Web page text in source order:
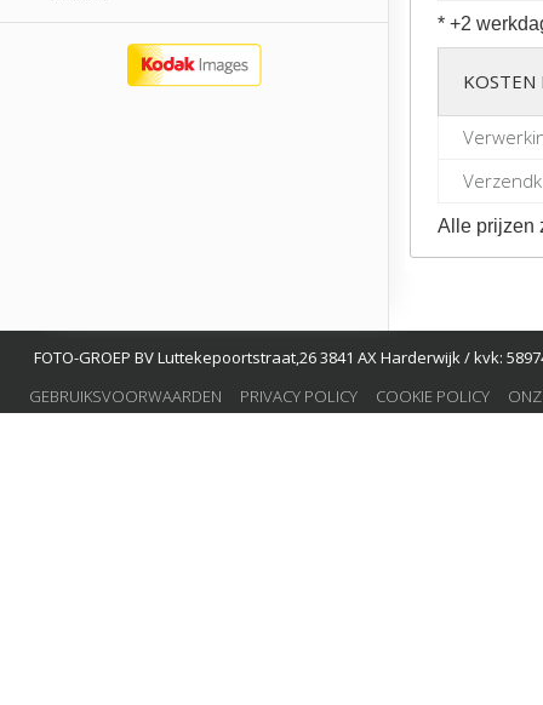
* +2
KOSTEN
Alle prijzen
FOTO-GROEP BV Luttekepoortstraat,26 3841 AX Harderwijk / kvk:
GEBRUIKSVOORWAARDEN
PRIVACY POLICY COOKIE POLICY